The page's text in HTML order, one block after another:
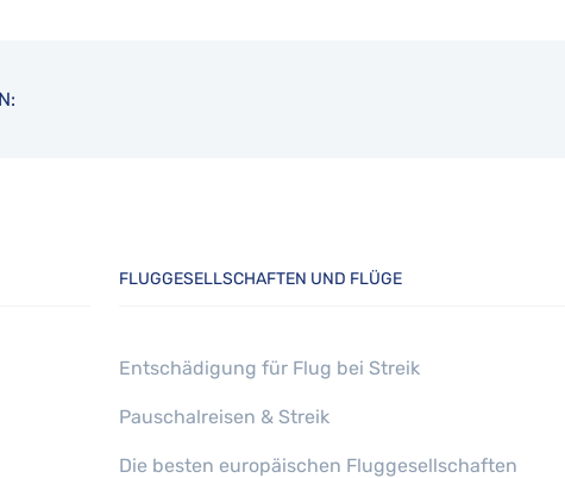
FLUGGESELLSCHAFTEN UND FLÜGE
Entschädigung für Flug bei Streik
Pauschalreisen & Streik
Die besten europäischen Fluggesellschaften